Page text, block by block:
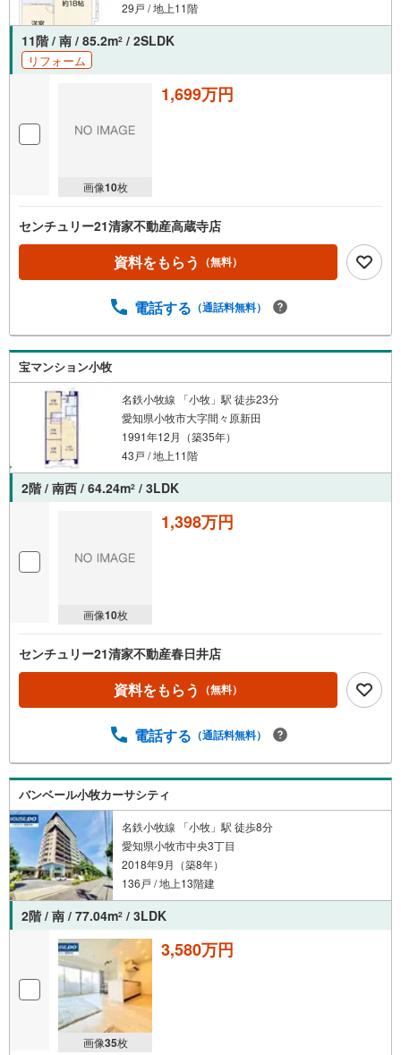
29戸 / 地上11階
11階 / 南 / 85.2m2 / 2SLDK
リフォーム
画像10枚
1,699万円
センチュリー21清家不動産高蔵寺店
資料をもらう （無料）
電話する （通話料無料）
宝マンション小牧
名鉄小牧線 「小牧」駅 徒歩23分
愛知県小牧市大字間々原新田
1991年12月（築35年）
43戸 / 地上11階
2階 / 南西 / 64.24m2 / 3LDK
画像10枚
1,398万円
センチュリー21清家不動産春日井店
資料をもらう （無料）
電話する （通話料無料）
バンベール小牧カーサシティ
名鉄小牧線 「小牧」駅 徒歩8分
愛知県小牧市中央3丁目
2018年9月（築8年）
136戸 / 地上13階建
2階 / 南 / 77.04m2 / 3LDK
画像35枚
3,580万円